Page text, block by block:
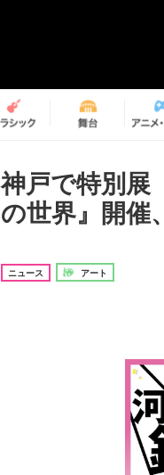
神戸で特別
の世界』開催
ニュース アート